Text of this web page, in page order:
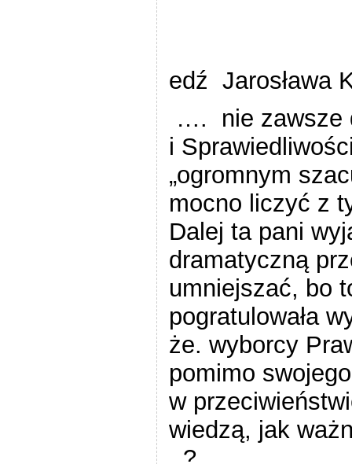
edź
…. nie zawsze
i
„ogromnym
mocno liczyć z
Dalej ta pani
dramatyczną
umniejszać, bo
pogratulowała
że. wyborcy
pomimo
w
wiedzą, jak
..?